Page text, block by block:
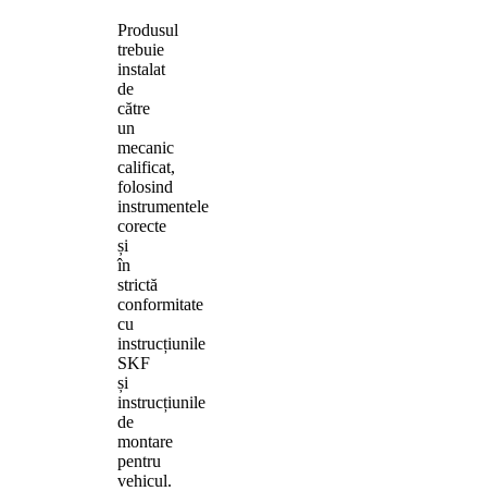
Produsul
trebuie
instalat
de
către
un
mecanic
calificat,
folosind
instrumentele
corecte
și
în
strictă
conformitate
cu
instrucțiunile
SKF
și
instrucțiunile
de
montare
pentru
vehicul.